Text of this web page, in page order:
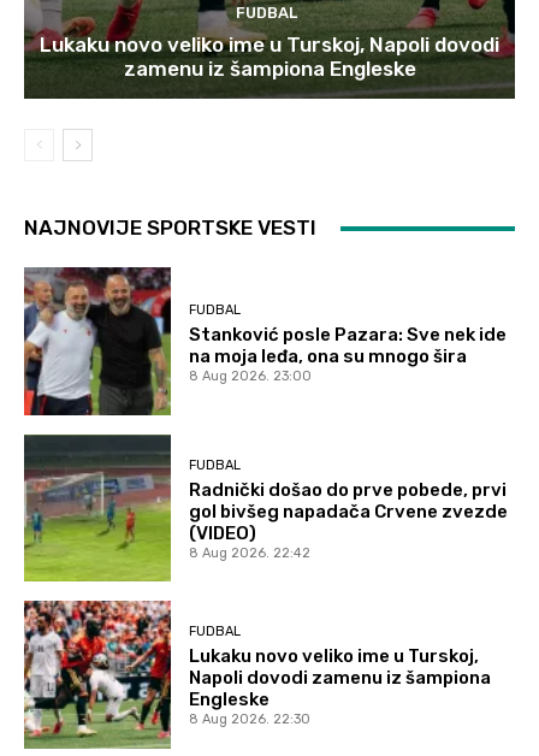
FUDBAL
Lukaku novo veliko ime u Turskoj, Napoli dovodi
zamenu iz šampiona Engleske
NAJNOVIJE SPORTSKE VESTI
FUDBAL
Stanković posle Pazara: Sve nek ide
na moja leđa, ona su mnogo šira
8 Aug 2026. 23:00
FUDBAL
Radnički došao do prve pobede, prvi
gol bivšeg napadača Crvene zvezde
(VIDEO)
8 Aug 2026. 22:42
FUDBAL
Lukaku novo veliko ime u Turskoj,
Napoli dovodi zamenu iz šampiona
Engleske
8 Aug 2026. 22:30